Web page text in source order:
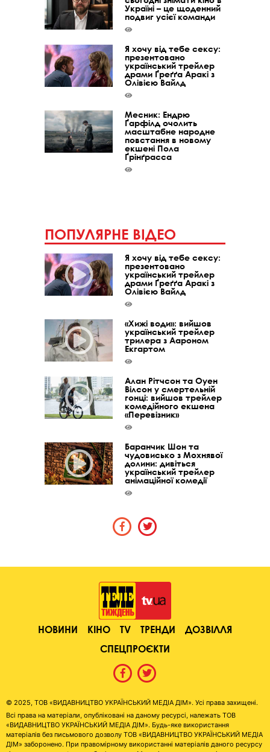
Україні – це щоденний
подвиг усієї команди
Я хочу від тебе сексу:
презентовано
український трейлер
драми Ґреґґа Аракі з
Олівією Вайлд
Месник: Ендрю
Ґарфілд очолить
масштабне народне
повстання в новому
екшені Пола
Ґрінґрасса
ПОПУЛЯРНЕ ВІДЕО
Я хочу від тебе сексу:
презентовано
український трейлер
драми Ґреґґа Аракі з
Олівією Вайлд
«Хижі води»: вийшов
український трейлер
трилера з Аароном
Екгартом
Алан Рітчсон та Оуен
Вілсон у смертельній
гонці: вийшов трейлер
комедійного екшена
«Перевізник»
Баранчик Шон та
чудовисько з Мохнявої
долини: дивіться
український трейлер
анімаційної комедії
НОВИНИ КІНО TV ТРЕНДИ
ДОЗВІЛЛЯ
СПЕЦПРОЄКТИ
© 2025, ТОВ «ВИДАВНИЦТВО УКРАЇНСЬКИЙ МЕДІА ДІМ». Усі права захищені.
Всі права на матеріали, опубліковані на даному ресурсі, належать ТОВ
«ВИДАВНИЦТВО УКРАЇНСЬКИЙ МЕДІА ДІМ». Будь-яке використання
матеріалів без письмового дозволу ТОВ «ВИДАВНИЦТВО УКРАЇНСЬКИЙ МЕДІА
ДІМ» заборонено. При правомірному використанні матеріалів даного ресурсу